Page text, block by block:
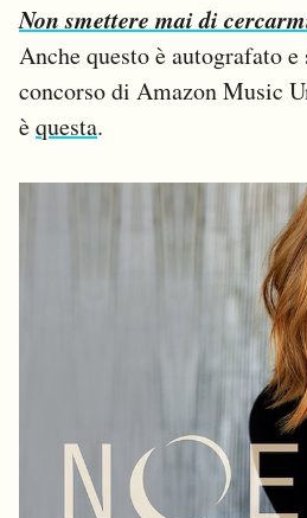
Non smettere mai di
Anche questo è autografato
concorso di Amazon Music
èquesta.